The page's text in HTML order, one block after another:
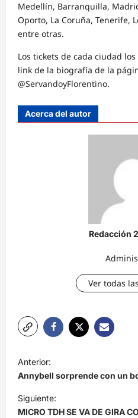
Medellín, Barranquilla,
Oporto, La Coruña, Tenerife,
entre otras.
Los tickets de cada ciudad
link de la biografía de la
@ServandoyFlorentino.
Acerca del autor
Redacción
Ver todas
a
v
e
Anterior:
Annybell sorprende con un
Siguiente:
MICRO TDH SE VA DE GIRA